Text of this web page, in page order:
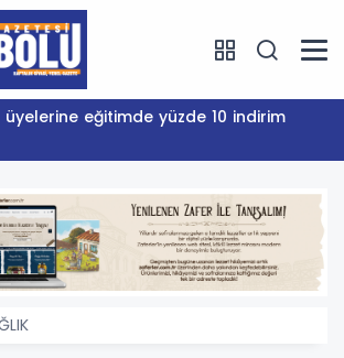
üyelerine eğitimde yüzde 10 indirim